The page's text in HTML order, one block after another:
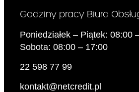
Godziny pracy Biura
Poniedziałek – Piątek: 08:00
Sobota: 08:00 – 17:00
22 598 77 99
kontakt@netcredit.pl